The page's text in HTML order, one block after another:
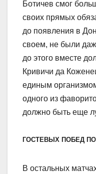
Ботичев смог
своих прямых
до появления в
своем, не были
до этого вместе
Кривичи да
единым
одного из
должно быть еще
ГОСТЕВЫХ ПОБЕД
В остальных